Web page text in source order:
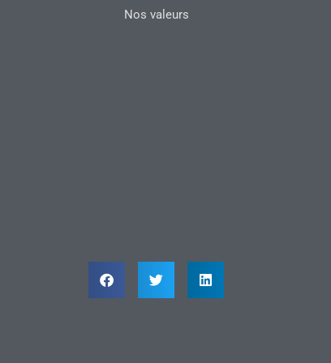
Nos valeurs